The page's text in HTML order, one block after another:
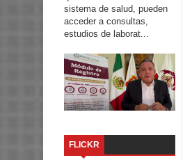
sistema de salud, pueden
acceder a consultas,
estudios de laborat...
FLICKR